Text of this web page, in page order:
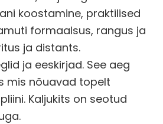
koostamine, praktilised
formaalsus, rangus ja
ja distants.
ja eeskirjad. See aeg
mis nõuavad topelt
Kaljukits on seotud